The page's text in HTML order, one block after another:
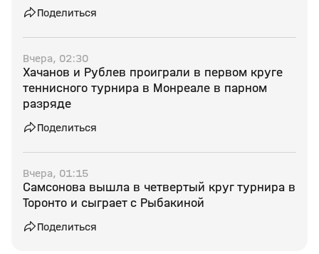
Поделиться
Вчера, 02:30
Хачанов и Рублев проиграли в первом круге
теннисного турнира в Монреале в парном
разряде
Поделиться
Вчера, 01:15
Самсонова вышла в четвертый круг турнира в
Торонто и сыграет с Рыбакиной
Поделиться